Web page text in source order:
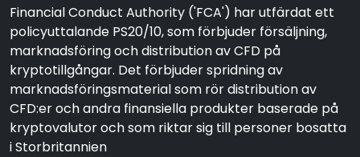
Financial Conduct Authority ('FCA') har utfärdat ett
policyuttalande PS20/10, som förbjuder försäljning,
marknadsföring och distribution av CFD på
kryptotillgångar. Det förbjuder spridning av
marknadsföringsmaterial som rör distribution av
CFD:er och andra finansiella produkter baserade på
kryptovalutor och som riktar sig till personer bosatta
i Storbritannien